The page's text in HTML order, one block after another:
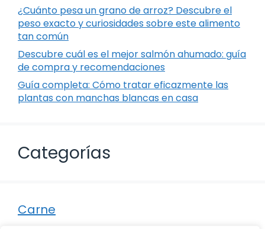
¿Cuánto pesa un grano de arroz? Descubre el
peso exacto y curiosidades sobre este alimento
tan común
Descubre cuál es el mejor salmón ahumado: guía
de compra y recomendaciones
Guía completa: Cómo tratar eficazmente las
plantas con manchas blancas en casa
Categorías
Carne